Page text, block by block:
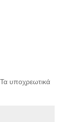
Τα υποχρεωτικά